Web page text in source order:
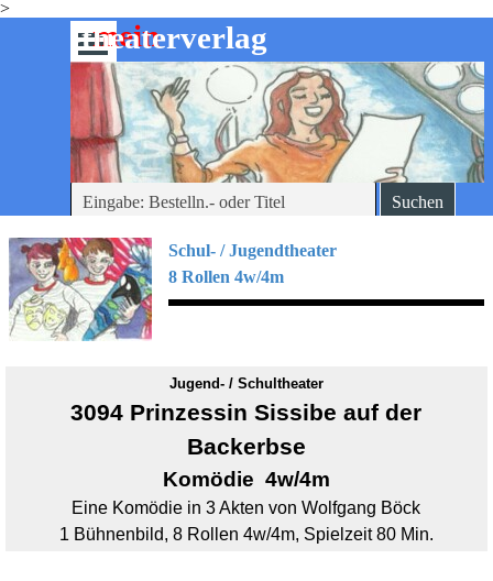
>
Direkt zum Seiteninhalt
-theaterverlag
mein
Menü überspringen
Suchen
Schul- / Jugendtheater
8 Rollen 4w/4m
Jugend- / Schultheater
3094 Prinzessin Sissibe auf der
Backerbse
Komödie 4w/4m
Eine Komödie in 3 Akten von Wolfgang Böck
1 Bühnenbild, 8 Rollen 4w/4m, Spielzeit 80 Min.